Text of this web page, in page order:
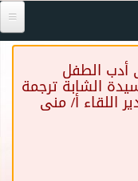
أدب الطفل
الشابة ترجمة
اللقاء أ/ منى